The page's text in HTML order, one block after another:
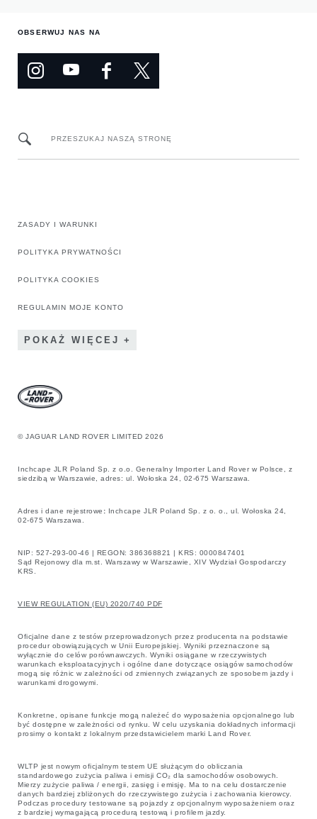
OBSERWUJ NAS NA
PRZESZUKAJ NASZĄ STRONĘ
ZASADY I WARUNKI
POLITYKA PRYWATNOŚCI
POLITYKA COOKIES
REGULAMIN MOJE KONTO
POKAŻ WIĘCEJ
© JAGUAR LAND ROVER LIMITED 2026
Inchcape JLR Poland Sp. z o.o. Generalny Importer Land Rover w Polsce, z
siedzibą w Warszawie, adres: ul. Wołoska 24, 02-675 Warszawa.
Adres i dane rejestrowe : Inchcape JLR Poland Sp. z o. o., ul. Wołoska 24,
02-675 Warszawa.
NIP: 527-293-00-46 | REGON: 386368821 | KRS: 0000847401
Sąd Rejonowy dla m.st. Warszawy w Warszawie, XIV Wydział Gospodarczy
KRS.
VIEW REGULATION (EU) 2020/740 PDF
Oficjalne dane z testów przeprowadzonych przez producenta na podstawie
procedur obowiązujących w Unii Europejskiej. Wyniki przeznaczone są
wyłącznie do celów porównawczych. Wyniki osiągane w rzeczywistych
warunkach eksploatacyjnych i ogólne dane dotyczące osiągów samochodów
mogą się różnic w zależności od zmiennych związanych ze sposobem jazdy i
warunkami drogowymi.
Konkretne, opisane funkcje mogą należeć do wyposażenia opcjonalnego lub
być dostępne w zależności od rynku. W celu uzyskania dokładnych informacji
prosimy o kontakt z lokalnym przedstawicielem marki Land Rover.
WLTP jest nowym oficjalnym testem UE służącym do obliczania
standardowego zużycia paliwa i emisji CO₂ dla samochodów osobowych.
Mierzy zużycie paliwa / energii, zasięg i emisję. Ma to na celu dostarczenie
danych bardziej zbliżonych do rzeczywistego zużycia i zachowania kierowcy.
Podczas procedury testowane są pojazdy z opcjonalnym wyposażeniem oraz
z bardziej wymagającą procedurą testową i profilem jazdy.